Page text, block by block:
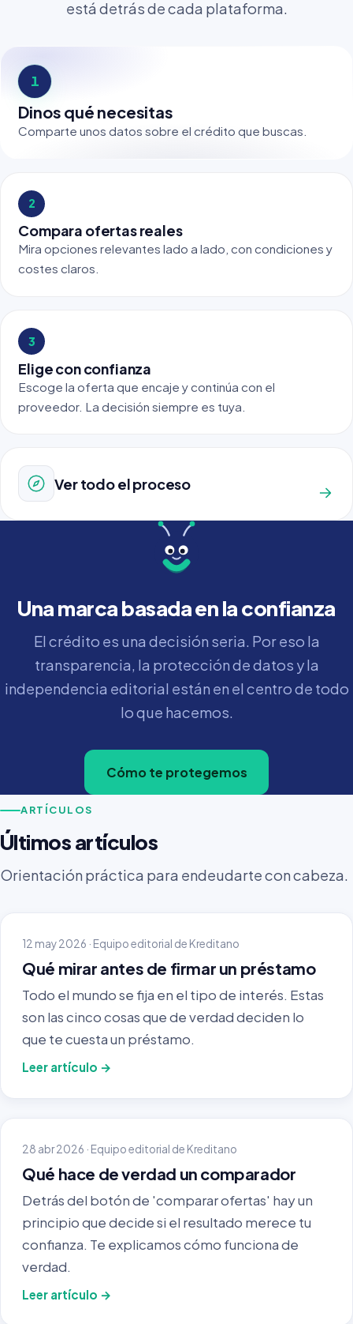
está detrás de cada plataforma.
1
Dinos qué necesitas
Comparte unos datos sobre el crédito que buscas.
2
Compara ofertas reales
Mira opciones relevantes lado a lado, con condiciones y
costes claros.
3
Elige con confianza
Escoge la oferta que encaje y continúa con el
proveedor. La decisión siempre es tuya.
Ver todo el proceso
Una marca basada en la confianza
El crédito es una decisión seria. Por eso la
transparencia, la protección de datos y la
independencia editorial están en el centro de todo
lo que hacemos.
Cómo te protegemos
ARTÍCULOS
Últimos artículos
Orientación práctica para endeudarte con cabeza.
12 may 2026 · Equipo editorial de Kreditano
Qué mirar antes de firmar un préstamo
Todo el mundo se fija en el tipo de interés. Estas
son las cinco cosas que de verdad deciden lo
que te cuesta un préstamo.
Leer artículo →
28 abr 2026 · Equipo editorial de Kreditano
Qué hace de verdad un comparador
Detrás del botón de 'comparar ofertas' hay un
principio que decide si el resultado merece tu
confianza. Te explicamos cómo funciona de
verdad.
Leer artículo →